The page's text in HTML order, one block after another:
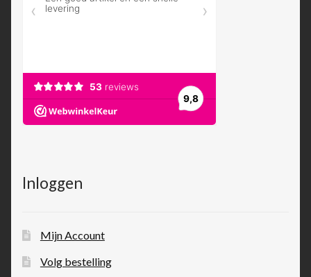
Inloggen
Mijn Account
Volg bestelling